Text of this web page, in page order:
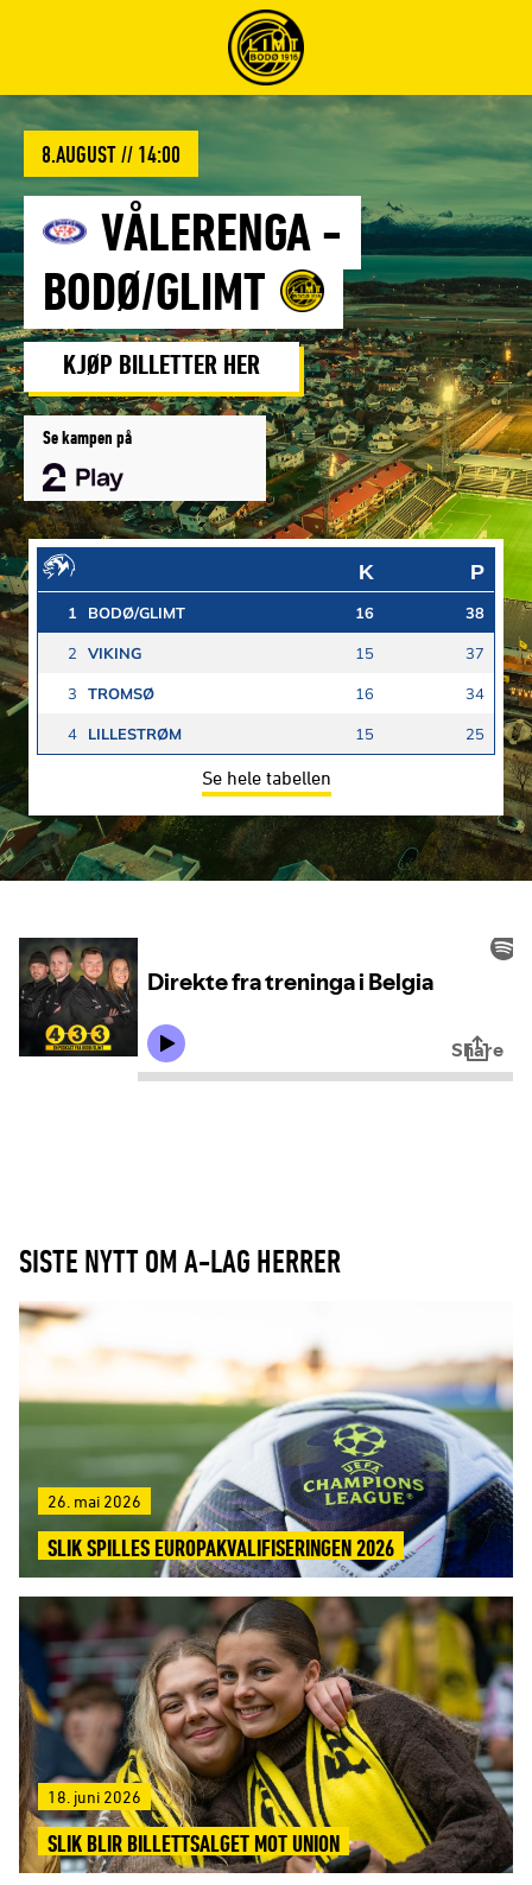
glimt.no
8.AUGUST // 14:00
VÅLERENGA-
BODØ/GLIMT
KJØP BILLETTER HER
Se kampen på
K P
1 BODØ/GLIMT 16 38
2 VIKING 15 37
3 TROMSØ 16 34
4 LILLESTRØM 15 25
Se hele tabellen
SISTE NYTT OM A-LAG HERRER
26. mai 2026
SLIK SPILLES EUROPAKVALIFISERINGEN 2026
18. juni 2026
SLIK BLIR BILLETTSALGET MOT UNION